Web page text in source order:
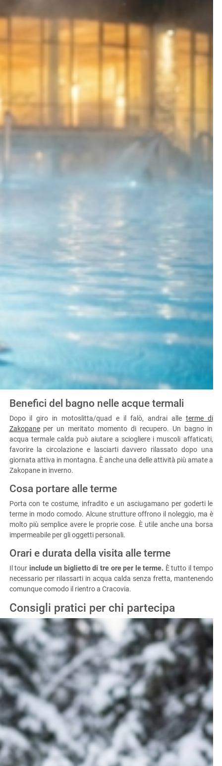
Benefici del bagno nelle acque termali
Dopo il giro in motoslitta/quad e il falò, andrai alleterme di
Zakopaneper un meritato momento di recupero. Un bagno in
acqua termale calda può aiutare a sciogliere i muscoli affaticati,
favorire la circolazione e lasciarti davvero rilassato dopo una
giornata attiva in montagna. È anche una delle attività più amate a
Zakopane in inverno.
Cosa portare alle terme
Porta con te costume, infradito e un asciugamano per goderti le
terme in modo comodo. Alcune strutture offrono il noleggio, ma è
molto più semplice avere le proprie cose. È utile anche una borsa
impermeabile per gli oggetti personali.
Orari e durata della visita alle terme
Il tour include un biglietto di tre ore per le terme. È tutto il tempo
necessario per rilassarti in acqua calda senza fretta, mantenendo
comunque comodo il rientro a Cracovia.
Consigli pratici per chi partecipa